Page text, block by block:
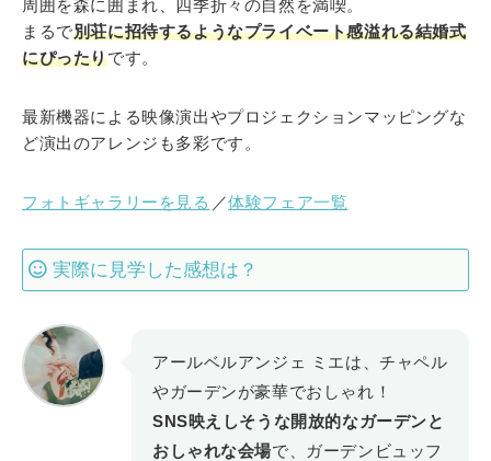
周囲を森に囲まれ、四季折々の自然を満喫。
まるで別荘に招待するようなプライベート感溢れる結婚式
にぴったりです。
最新機器による映像演出やプロジェクションマッピングな
ど演出のアレンジも多彩です。
フォトギャラリーを見る ／体験フェア一覧
実際に見学した感想は？
アールベルアンジェ ミエは、チャペル
やガーデンが豪華でおしゃれ！
SNS映えしそうな開放的なガーデンと
おしゃれな会場で、ガーデンビュッフ